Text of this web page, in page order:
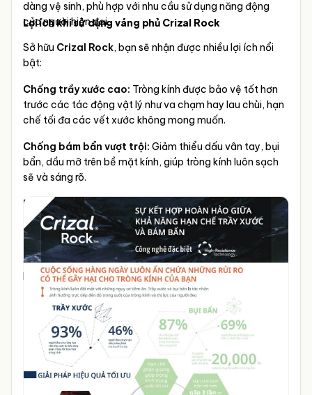
dàng vệ sinh, phù hợp với nhu cầu sử dụng năng động
của người hiện đại.
Lợi ích khi sử dụng váng phủ Crizal Rock
Sở hữu Crizal Rock, bạn sẽ nhận được nhiều lợi ích nổi
bật:
Chống trầy xước cao: Tròng kính được bảo vệ tốt hơn
trước các tác động vật lý như va chạm hay lau chùi, hạn
chế tối đa các vết xước không mong muốn.
Chống bám bẩn vượt trội: Giảm thiểu dấu vân tay, bụi
bẩn, dầu mỡ trên bề mặt kính, giúp tròng kính luôn sạch
sẽ và sáng rõ.
Dễ vệ sinh: Việc làm sạch tròng kính trở nên đơn giản,
tiết kiệm thời gian hơn so với các lớp phủ thông thường.
Chống chói và hạn chế tia UV:Giúp mắt dễ chịu, tăng
chất lượng hình ảnh và bảo vệ đôi mắt khỏi tác động có
hại của ánh sáng xanh và tia cực tím.